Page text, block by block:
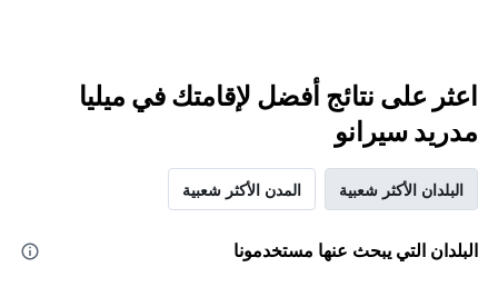
اعثر على نتائج أفضل لإقامتك في ميليا
مدريد سيرانو
البلدان الأكثر شعبية المدن الأكثر شعبية
البلدان التي يبحث عنها مستخدمونا